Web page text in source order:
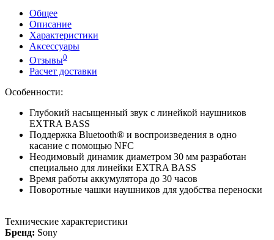
Общее
Описание
Характеристики
Аксессуары
Отзывы0
Расчет доставки
Особенности:
Глубокий насыщенный звук с линейкой наушников
EXTRA BASS
Поддержка Bluetooth® и воспроизведения в одно
касание с помощью NFC
Неодимовый динамик диаметром 30 мм разработан
специально для линейки EXTRA BASS
Время работы аккумулятора до 30 часов
Поворотные чашки наушников для удобства переноски
Технические характеристики
Бренд: Sony